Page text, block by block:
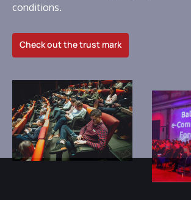
conditions.
Check out the trust mark